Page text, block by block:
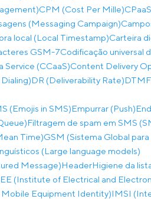
CPM (Cost Per Mille)
(Messaging Campaign)
local (Local Timestamp)Carteira
GSM-7Codificação universal
Service (CCaaS)Content Delivery
DR (Deliverability Rate)
(Emojis in SMS)Empurrar (Push)
Filtragem de spam em SMS
Time)GSM (Sistema Global
(Large language models)
Message)HeaderHigiene da
(Institute of Electrical and
Equipment Identity)IMSI